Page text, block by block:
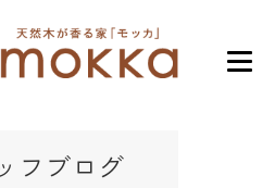
フブログ